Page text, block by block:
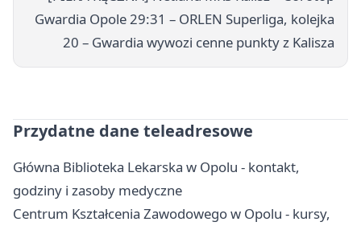
Gwardia Opole 29:31 – ORLEN Superliga, kolejka
20 – Gwardia wywozi cenne punkty z Kalisza
Przydatne dane teleadresowe
Główna Biblioteka Lekarska w Opolu - kontakt,
godziny i zasoby medyczne
Centrum Kształcenia Zawodowego w Opolu - kursy,